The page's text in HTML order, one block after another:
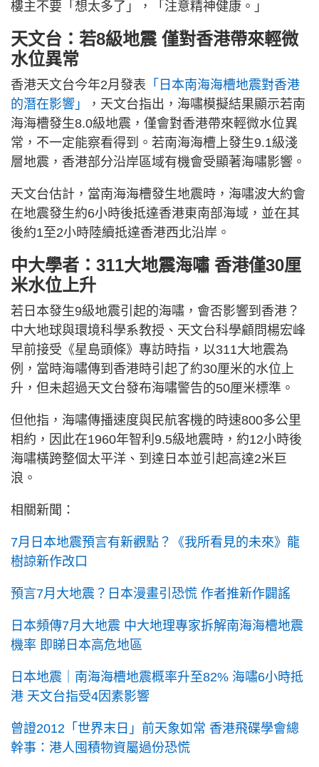
樓主不要「想太多了」，「注意精神健康。」
天文台：若8級地震 僅對香港帶來輕微
水位異常
香港天文台今年2月發表 「日本南海海槽地震對香港
的潛在影響」
，天文台指出，海嘯模擬結果顯示若南
海海槽發生8.0級地震，僅會對香港帶來輕微水位異
常，不一定能察看得到。若南海海槽上發生9.1級淺
層地震，香港部分沿岸區域有機會受顯著海嘯影響。
天文台估計，當南海海槽發生地震時，海嘯波大約會
在地震發生約6小時後抵達香港東南部海域，並在其
後約1至2小時陸續抵達香港西北沿岸。
中大學者：311大地震海嘯 香港僅30厘
米水位上升
若日本發生9級地震引起的海嘯，會否影響到香港？
中大地球與環境科學系教授、天文台科學顧問楊宏峰
早前接受《星島頭條》專訪時指，以311大地震為
例，當時海嘯傳到香港時引起了約30厘米的水位上
升，但未超過天文台發布海嘯警告的50厘米標準。
但他指，海嘯傳播速度與民航客機的時速800多公里
相約，因此在1960年智利9.5級地震時，約12小時後
海嘯橫跨整個太平洋、到達日本並引起高達2米巨
浪。
相關新聞：
7月日本地震預言有新觀點？《我所看見的未來》龍
樹諒新作改口
預言7月大地震？日本漫畫引恐慌 作者推新作闢謠
日本頻傳7月大地震 中大地理專家拆解南海海槽地震
機率 即睇日本高危地區
日本地震｜南海海槽地震概率升至82% 海嘯6小時抵
港 天文台指受4因素影響
曾證2012「世界末日」前天象如常 香港飛碟學會總
幹事：港人囤積物資屬過份恐慌